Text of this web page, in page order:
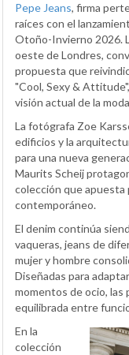
Pepe Jeans, firma
raíces con el
Otoño-Invierno 2026.
oeste de Londres,
propuesta que
"Cool, Sexy &
visión actual de la
La fotógrafa Zoe
edificios y la
para una nueva
Maurits Scheij
colección que apuesta
contemporáneo.
El denim continúa
vaqueras, jeans de
mujer y hombre
Diseñadas para
momentos de ocio, las
equilibrada entre
En la
colección